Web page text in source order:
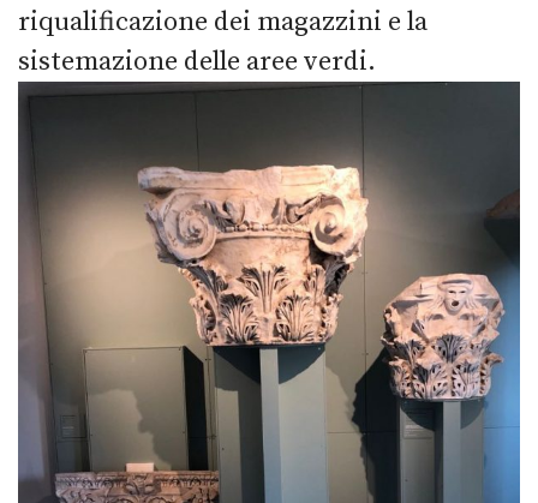
riqualificazione dei magazzini e la
sistemazione delle aree verdi.